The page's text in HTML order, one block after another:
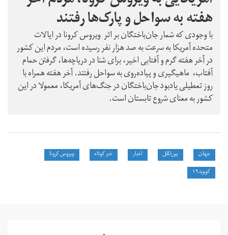
هفته به سواحل و پارک‌ها رفتند
با وجودی که شمار جان‌باختگان بر اثر ویروس کرونا در ایالات
متحده آمریکا به سرعت به صد هزار نفر رسیده است، مردم این کشور
در آخر هفته گرم و آفتابی اخیر، برای شنا در دریاچه‌ها، گرفتن حمام
آفتاب، ماهیگیری و پیاده‌روی به سواحل رفتند. آخر هفته همراه با
روز تعطیلی یادبود جان‌باختگان در جنگ‌های آمریکا، معمولا در این
کشور به معنای شروع تابستان است.
جهان بین‌الملل اخبار خبر کوتاه
ویروس کرونا
کووید۱۹